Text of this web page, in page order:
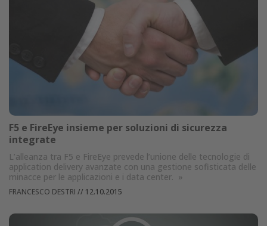
F5 e FireEye insieme per soluzioni di sicurezza
integrate
L’alleanza tra F5 e FireEye prevede l’unione delle tecnologie di
application delivery avanzate con una gestione sofisticata delle
minacce per le applicazioni e i data center. »
FRANCESCO DESTRI // 12.10.2015